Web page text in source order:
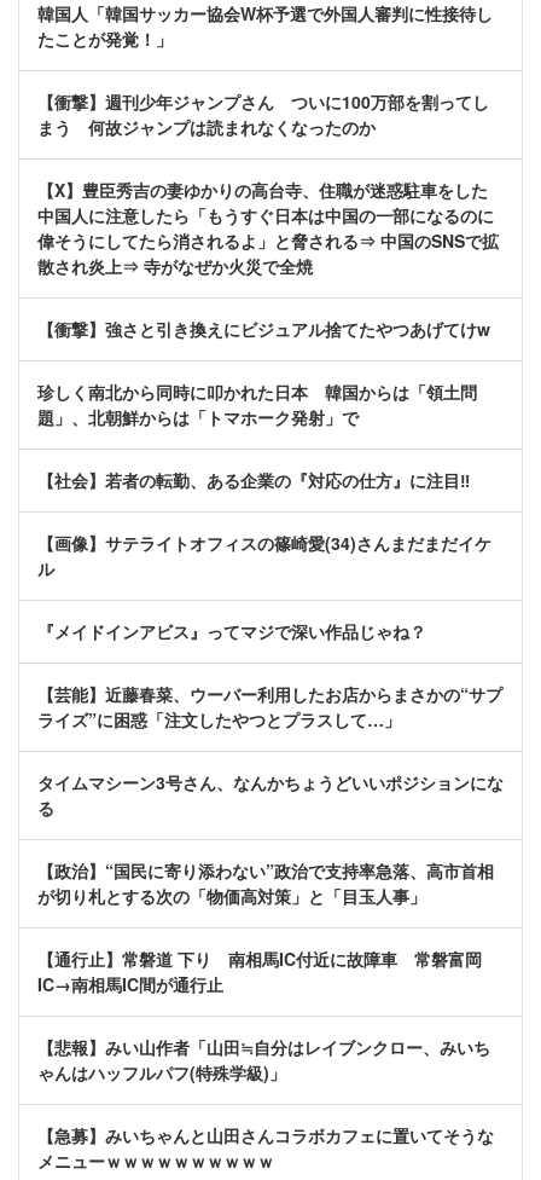
韓国人「韓国サッカー協会W杯予選で外国人審判に性接待し
たことが発覚！」
【衝撃】週刊少年ジャンプさん ついに100万部を割ってし
まう 何故ジャンプは読まれなくなったのか
【X】豊臣秀吉の妻ゆかりの高台寺、住職が迷惑駐車をした
中国人に注意したら「もうすぐ日本は中国の一部になるのに
偉そうにしてたら消されるよ」と脅される⇒ 中国のSNSで拡
散され炎上⇒ 寺がなぜか火災で全焼
【衝撃】強さと引き換えにビジュアル捨てたやつあげてけw
珍しく南北から同時に叩かれた日本 韓国からは「領土問
題」、北朝鮮からは「トマホーク発射」で
【社会】若者の転勤、ある企業の『対応の仕方』に注目‼
【画像】サテライトオフィスの篠崎愛(34)さんまだまだイケ
ル
『メイドインアビス』ってマジで深い作品じゃね？
【芸能】近藤春菜、ウーバー利用したお店からまさかの“サプ
ライズ”に困惑「注文したやつとプラスして…」
タイムマシーン3号さん、なんかちょうどいいポジションにな
る
【政治】“国民に寄り添わない”政治で支持率急落、高市首相
が切り札とする次の「物価高対策」と「目玉人事」
【通行止】常磐道 下り 南相馬IC付近に故障車 常磐富岡
IC→南相馬IC間が通行止
【悲報】みい山作者「山田≒自分はレイブンクロー、みいち
ゃんはハッフルパフ(特殊学級)」
【急募】みいちゃんと山田さんコラボカフェに置いてそうな
メニューｗｗｗｗｗｗｗｗｗｗ